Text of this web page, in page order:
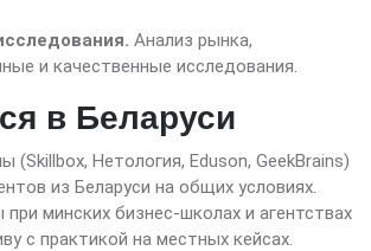
Анализ рынка,
и качественные исследования.
в Беларуси
(Skillbox, Нетология, Eduson, GeekBrains)
из Беларуси на общих условиях.
минских бизнес-школах и агентствах
с практикой на местных кейсах.